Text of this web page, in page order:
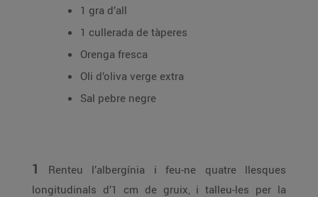
1 gra d’all
1 cullerada de tàperes
Orenga fresca
Oli d’oliva verge extra
Sal pebre negre
1
Renteu l’albergínia i feu-ne quatre llesques
longitudinals d’1 cm de gruix, i talleu-les per la